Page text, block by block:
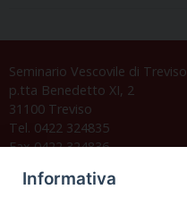
Seminario Vescovile di Treviso
p.tta Benedetto XI, 2
31100 Treviso
Tel. 0422 324835
Fax 0422 324836
Informativa